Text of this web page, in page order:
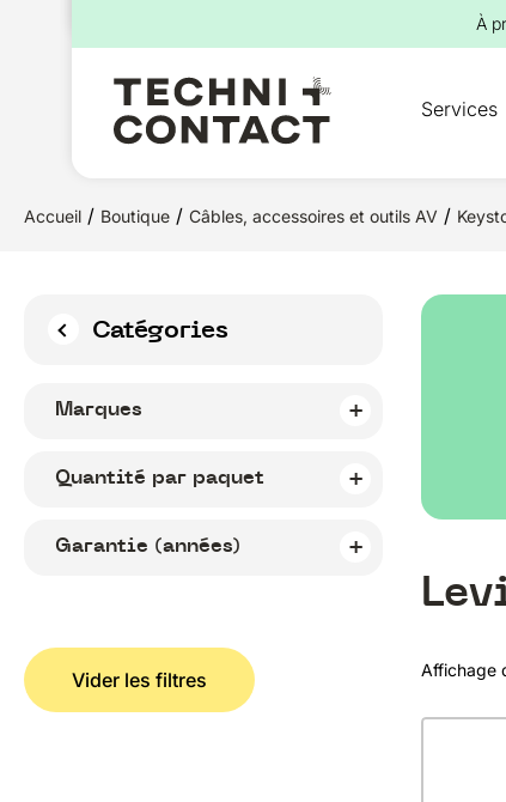
À
Services
Accueil / Boutique / Câbles, accessoires et outils AV /
Catégories
Marques
Quantité par paquet
Garantie (années)
Vider les filtres Affichage